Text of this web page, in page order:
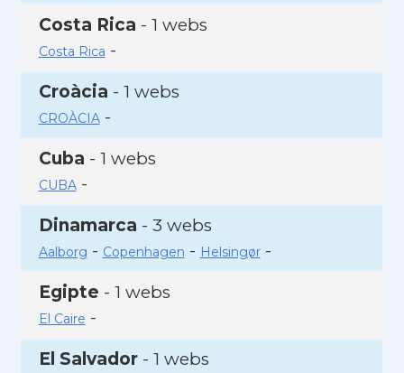
Costa Rica - 1 webs
Costa Rica -
Croàcia - 1 webs
CROÀCIA-
Cuba - 1 webs
CUBA-
Dinamarca - 3 webs
Aalborg - Copenhagen - Helsingør-
Egipte - 1 webs
El Caire -
El Salvador- 1 webs